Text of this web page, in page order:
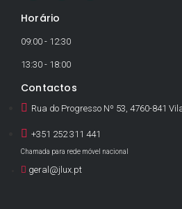
Horário
09:00 - 12:30
13:30 - 18:00
Contactos
Rua do Progresso Nº 53, 4760-841
+351 252 311 441
Chamada para rede móvel nacional
geral@jlux.pt